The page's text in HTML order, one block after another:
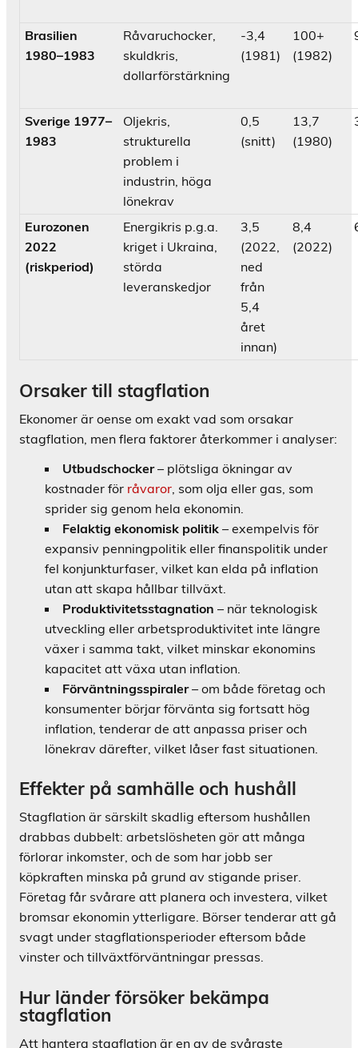
Brasilien
1980–1983
Råvaruchocker,
skuldkris,
dollarförstärkning
-3,4
(1981)
100+
(1982)
Sverige 1977–
1983
Oljekris,
strukturella
problem i
industrin, höga
lönekrav
0,5
(snitt)
13,7
(1980)
Eurozonen
2022
(riskperiod)
Energikris p.g.a.
kriget i Ukraina,
störda
leveranskedjor
3,5
(2022,
ned
från
5,4
året
innan)
8,4
(2022)
Orsaker till stagflation
Ekonomer är oense om exakt vad som orsakar
stagflation, men flera faktorer återkommer i analyser:
Utbudschocker– plötsliga ökningar av
kostnader för råvaror , som olja eller gas, som
sprider sig genom hela ekonomin.
Felaktig ekonomisk politik – exempelvis för
expansiv penningpolitik eller finanspolitik under
fel konjunkturfaser, vilket kan elda på inflation
utan att skapa hållbar tillväxt.
Produktivitetsstagnation – när teknologisk
utveckling eller arbetsproduktivitet inte längre
växer i samma takt, vilket minskar ekonomins
kapacitet att växa utan inflation.
Förväntningsspiraler– om både företag och
konsumenter börjar förvänta sig fortsatt hög
inflation, tenderar de att anpassa priser och
lönekrav därefter, vilket låser fast situationen.
Effekter på samhälle och hushåll
Stagflation är särskilt skadlig eftersom hushållen
drabbas dubbelt: arbetslösheten gör att många
förlorar inkomster, och de som har jobb ser
köpkraften minska på grund av stigande priser.
Företag får svårare att planera och investera, vilket
bromsar ekonomin ytterligare. Börser tenderar att gå
svagt under stagflationsperioder eftersom både
vinster och tillväxtförväntningar pressas.
Hur länder försöker bekämpa
stagflation
Att hantera stagflation är en av de svåraste